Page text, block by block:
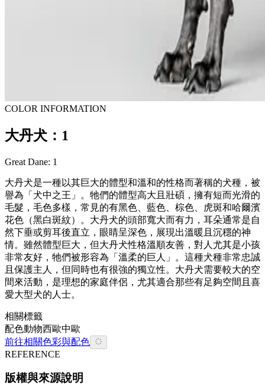
COLOR INFORMATION
大丹犬：1
Great Dane: 1
大丹犬是一種以其巨大的體型和溫和的性格而著稱的犬種，被
譽為「犬中之王」。牠們的體型高大且壯碩，擁有短而光滑的
毛髮，毛色多樣，常見的有黑色、藍色、棕色、虎斑和哈爾濱
花色（黑白斑紋）。大丹犬的頭部寬大而有力，耳朵通常是自
然下垂或剪耳後直立，眼睛呈深色，展現出溫暖且沉穩的神
情。雖然體型巨大，但大丹犬性格溫順友善，對人尤其是小孩
非常友好，牠們被形容為「溫柔的巨人」。這種犬種非常忠誠
且保護主人，但同時也有很強的獨立性。大丹犬需要較大的空
間來活動，是理想的家庭伴侶，尤其適合那些有足夠空間且喜
愛大型犬的人士。
相關標籤
配色動物西歐中歐
前往相關色彩與配色
REFERENCE
版權與來源說明